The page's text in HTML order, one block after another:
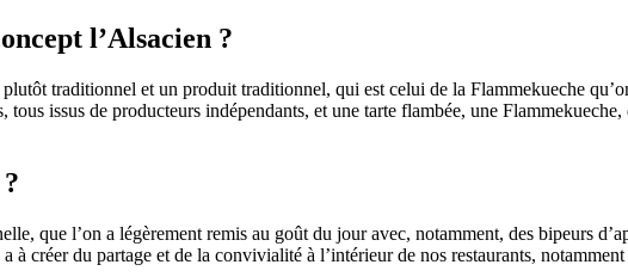
l’Alsacien ?
traditionnel et un produit traditionnel, qui est celui de la Flammekueche
issus de producteurs indépendants, et une tarte flambée, une
que l’on a légèrement remis au goût du jour avec, notamment, des bipeurs
à créer du partage et de la convivialité à l’intérieur de nos restaurants,